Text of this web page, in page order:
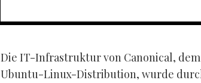
Die IT-Infrastruktur von Canonical,
Ubuntu-Linux-Distribution, wurde